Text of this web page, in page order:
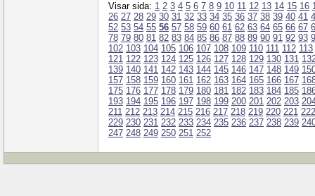
Visar sida: 1 2 3 4 5 6 7 8 9 10 11 12 13 14 15 16
26 27 28 29 30 31 32 33 34 35 36 37 38 39 40 41
52 53 54 55 56 57 58 59 60 61 62 63 64 65 66 67
78 79 80 81 82 83 84 85 86 87 88 89 90 91 92 93
102 103 104 105 106 107 108 109 110 111 112 113
121 122 123 124 125 126 127 128 129 130 131
139 140 141 142 143 144 145 146 147 148 149
157 158 159 160 161 162 163 164 165 166 167
175 176 177 178 179 180 181 182 183 184 185
193 194 195 196 197 198 199 200 201 202 203
211 212 213 214 215 216 217 218 219 220 221 222
229 230 231 232 233 234 235 236 237 238 239
247 248 249 250 251 252